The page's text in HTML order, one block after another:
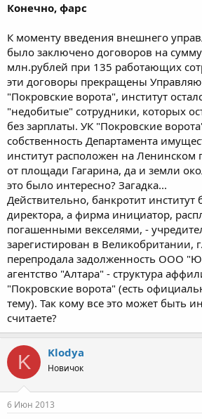
Конечно, фарс
К моменту введения внешнего
было заключено договоров на
млн.рублей при 135 работающих
эти договоры прекращены
"Покровские ворота", институт
"недобитые" сотрудники, которых
без зарплаты. УК "Покровские
собственность Департамента
институт расположен на Ленинском
от площади Гагарина, да и земли
это было интересно? Загадка...
Действительно, банкротит
директора, а фирма инициатор,
погашенными векселями, -
зарегистирован в Великобритании,
перепродала задолженность ООО
агентство "Алтара" - структура
"Покровские ворота" (есть
тему). Так кому все это может быть
считаете?
K Klodya
Новичок
6 Июн 2013